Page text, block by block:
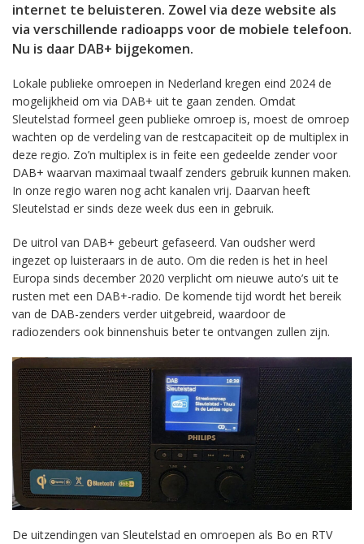
internet te beluisteren. Zowel via deze website als
via verschillende radioapps voor de mobiele telefoon.
Nu is daar DAB+ bijgekomen.
Lokale publieke omroepen in Nederland kregen eind 2024 de
mogelijkheid om via DAB+ uit te gaan zenden. Omdat
Sleutelstad formeel geen publieke omroep is, moest de omroep
wachten op de verdeling van de restcapaciteit op de multiplex in
deze regio. Zo’n multiplex is in feite een gedeelde zender voor
DAB+ waarvan maximaal twaalf zenders gebruik kunnen maken.
In onze regio waren nog acht kanalen vrij. Daarvan heeft
Sleutelstad er sinds deze week dus een in gebruik.
De uitrol van DAB+ gebeurt gefaseerd. Van oudsher werd
ingezet op luisteraars in de auto. Om die reden is het in heel
Europa sinds december 2020 verplicht om nieuwe auto’s uit te
rusten met een DAB+-radio. De komende tijd wordt het bereik
van de DAB-zenders verder uitgebreid, waardoor de
radiozenders ook binnenshuis beter te ontvangen zullen zijn.
De uitzendingen van Sleutelstad en omroepen als Bo en RTV